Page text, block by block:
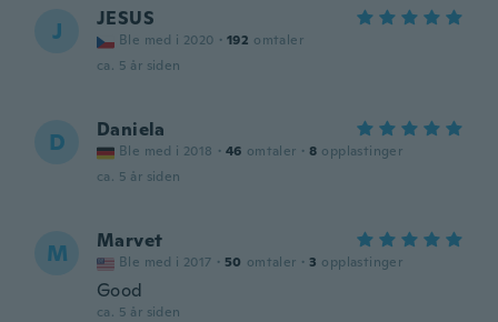
J JESUS
Ble med i 2020 · 192 omtaler
ca. 5 år siden
D Daniela
Ble med i 2018 · 46 omtaler · 8 opplastinger
ca. 5 år siden
M Marvet
Ble med i 2017 · 50 omtaler · 3 opplastinger
Good
ca. 5 år siden